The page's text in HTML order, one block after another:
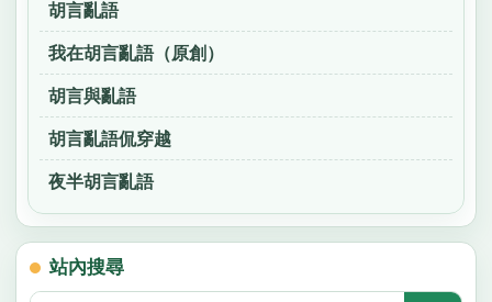
胡言亂語
我在胡言亂語（原創）
胡言與亂語
胡言亂語侃穿越
夜半胡言亂語
站內搜尋